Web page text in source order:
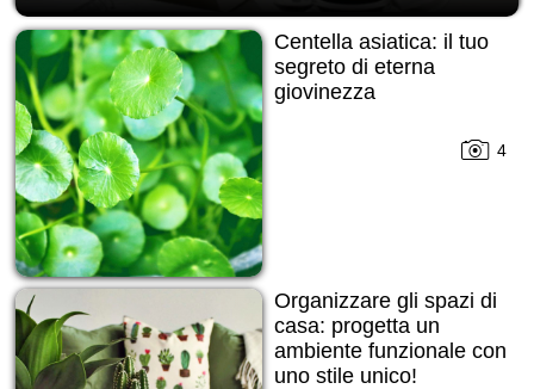
Centella asiatica: il tuo
segreto di eterna
giovinezza
4
Organizzare gli spazi di
casa: progetta un
ambiente funzionale con
uno stile unico!